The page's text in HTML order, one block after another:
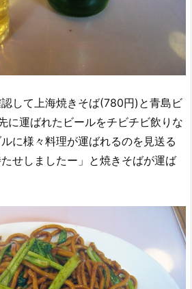
して上海焼きそば(780円)と青島ビ
に運ばれたビールをチビチビ飲りな
に様々料理が運ばれるのを見送る
せしましたー」と焼きそばが運ば